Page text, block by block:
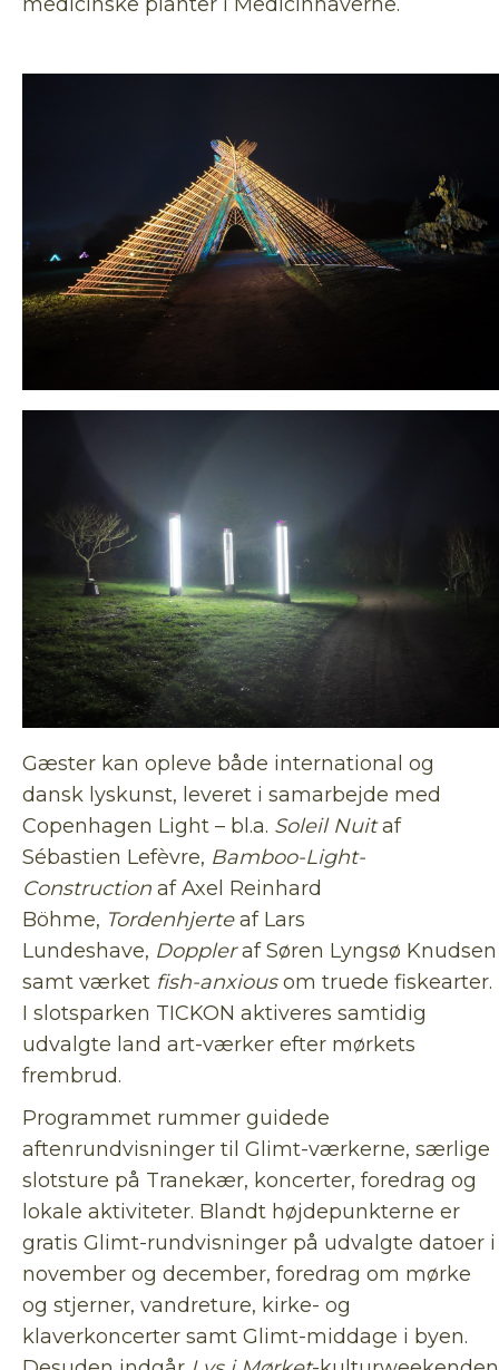
Gæster kan opleve både international og
dansk lyskunst, leveret i samarbejde med
Copenhagen Light – bl.a. Soleil Nuitaf
Sébastien Lefèvre, Bamboo-Light-
Construction af Axel Reinhard
Böhme, Tordenhjerteaf Lars
Lundeshave, Doppleraf Søren Lyngsø Knudsen
samt værket fish-anxiousom truede fiskearter.
I slotsparken TICKON aktiveres samtidig
udvalgte land art-værker efter mørkets
frembrud.
Programmet rummer guidede
aftenrundvisninger til Glimt-værkerne, særlige
slotsture på Tranekær, koncerter, foredrag og
lokale aktiviteter. Blandt højdepunkterne er
gratis Glimt-rundvisninger på udvalgte datoer i
november og december, foredrag om mørke
og stjerner, vandreture, kirke- og
klaverkoncerter samt Glimt-middage i byen.